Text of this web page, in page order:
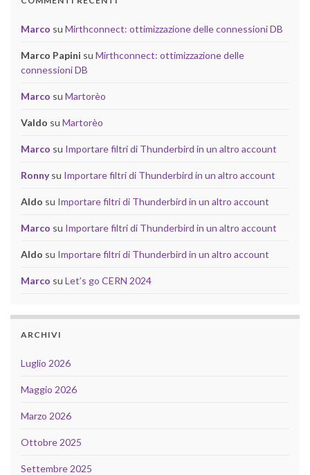
Marco su Mirthconnect: ottimizzazione delle connessioni DB
Marco Papini su Mirthconnect: ottimizzazione delle
connessioni DB
Marco su Martorèo
Valdo su Martorèo
Marco su Importare filtri di Thunderbird in un altro account
Ronnysu Importare filtri di Thunderbird in un altro account
Aldo su Importare filtri di Thunderbird in un altro account
Marco su Importare filtri di Thunderbird in un altro account
Aldo su Importare filtri di Thunderbird in un altro account
Marco su Let’s go CERN 2024
ARCHIVI
Luglio 2026
Maggio 2026
Marzo 2026
Ottobre 2025
Settembre 2025